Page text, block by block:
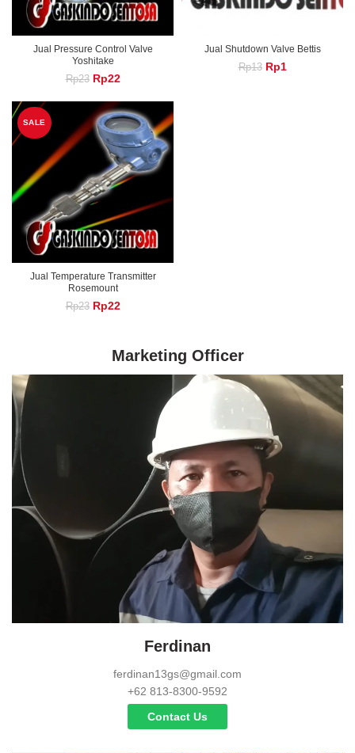
Jual Pressure Control Valve
Yoshitake
Rp23 Original
was:
Rp23.
Rp22Current
is:
Rp22.
Jual Shutdown Valve Bettis
Rp13 Original
Rp1
SALE
Jual Temperature Transmitter
Rosemount
Rp23 Original
Rp23.
Rp22Current
Rp22.
Marketing Officer
Ferdinan
ferdinan13gs@gmail.com
+62 813-8300-9592
Contact Us